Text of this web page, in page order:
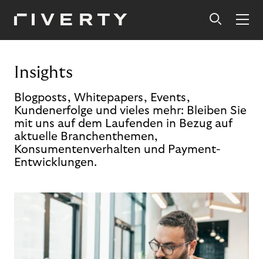
Insights
Blogposts, Whitepapers, Events,
Kundenerfolge und vieles mehr: Bleiben Sie
mit uns auf dem Laufenden in Bezug auf
aktuelle Branchenthemen,
Konsumentenverhalten und Payment-
Entwicklungen.